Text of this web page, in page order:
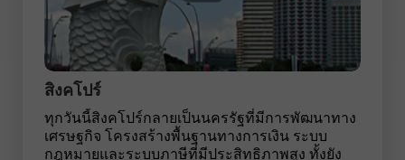
สิงคโปร์
ทุกวันนี้สิงคโปร์กลายเป็นนครรัฐที่มีการพัฒนาทาง
เศรษฐกิจ โครงสร้างพื้นฐานทางการเงิน ระบบ
กฎหมายและระบบภาษีที่มีประสิทธิภาพสูง ทั้งยัง